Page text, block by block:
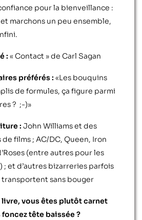
pour la bienveillance :
marchons un peu ensemble,
: « Contact » de Carl Sagan
préférés : «Les bouquins
de formules, ça figure parmi
? ;-)»
: John Williams et des
films ; AC/DC, Queen, Iron
(entre autres pour les
; et d’autres bizarreries parfois
sans bouger
vous êtes plutôt carnet
tête baissée ?